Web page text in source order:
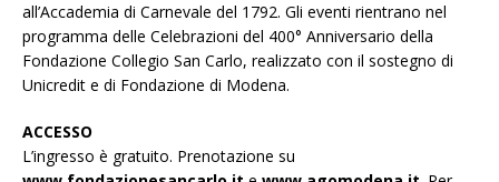
all’Accademia di Carnevale del 1792. Gli eventi rientrano nel
programma delle Celebrazioni del 400° Anniversario della
Fondazione Collegio San Carlo, realizzato con il sostegno di
Unicredit e di Fondazione di Modena.
ACCESSO
L’ingresso è gratuito. Prenotazione su